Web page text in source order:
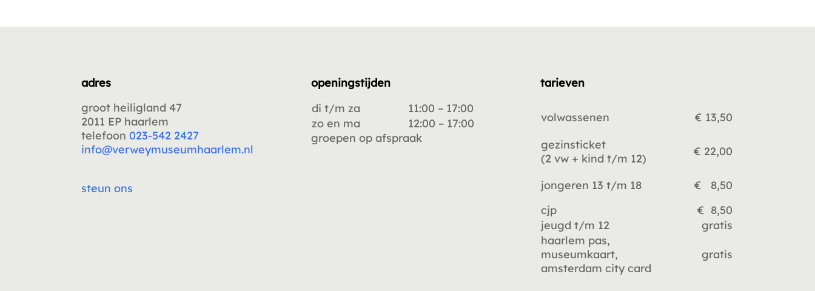
adres
groot heiligland 47
2011 EP haarlem
telefoon023-542 2427
info@verweymuseumhaarlem.nl
steun ons
openingstijden
di t/m za
11:00 – 17:00
zo en ma
12:00 – 17:00
groepen op afspraak
tarieven
volwassenen
€ 13,50
gezinsticket
(2 vw + kind t/m 12)
€ 22,00
jongeren 13 t/m 18
€ 8,50
cjp
€ 8,50
jeugd t/m 12
gratis
haarlem pas,
museumkaart,
amsterdam city card
gratis